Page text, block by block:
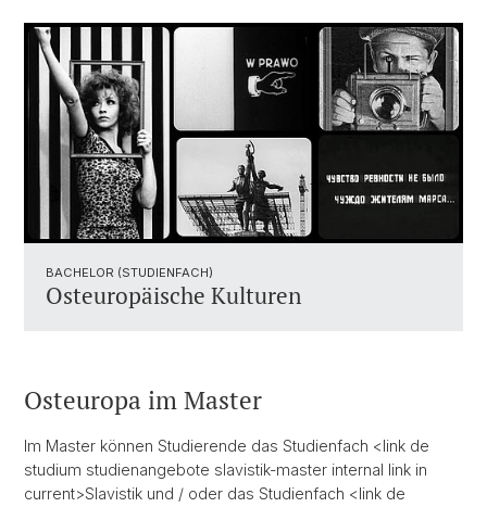
BACHELOR (STUDIENFACH)
Osteuropäische Kulturen
Osteuropa im Master
Im Master können Studierende das Studienfach <link de
studium studienangebote slavistik-master internal link in
current>Slavistik und / oder das Studienfach <link de